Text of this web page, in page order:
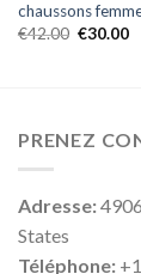
chaussons
€42.00 €30.00
PRENEZ
Adresse:
States
Téléphone: